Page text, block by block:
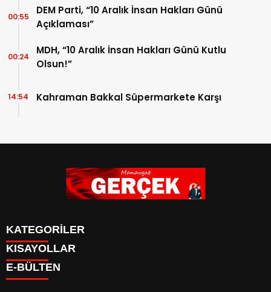
DEM Parti, “10 Aralık İnsan Hakları Günü
Açıklaması”
00:55
MDH, “10 Aralık İnsan Hakları Günü Kutlu
Olsun!”
00:24
Kahraman Bakkal Süpermarkete Karşı
14:54
KATEGORİLER
Siyaset
Eğitim
KISAYOLLAR
E-BÜLTEN